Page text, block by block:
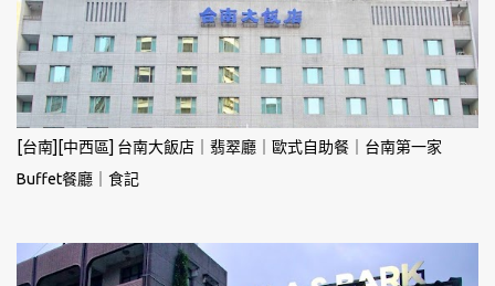
[台南][中西區] 台南大飯店｜翡翠廳｜歐式自助餐｜台南第一家
Buffet餐廳｜食記